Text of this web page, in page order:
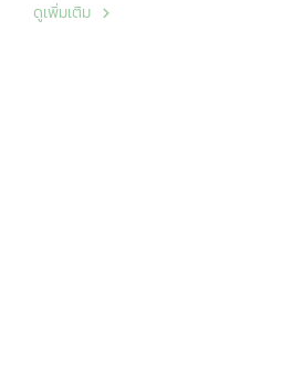
ดูเพิ่มเติม